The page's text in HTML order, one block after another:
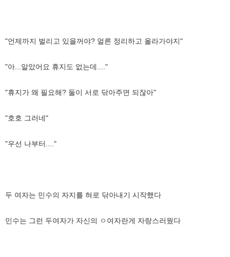
"언제까지 벌리고 있을꺼야? 얼른 정리하고 올라가야지"
"아...알았어요 휴지도 없는데...."
"휴지가 왜 필요해? 둘이 서로 닦아주면 되잖아"
"호호 그러네"
"우선 나부터...."
두 여자는 민수의 자지를 혀로 닦아내기 시작했다
민수는 그런 두여자가 자신의 ㅇ여자란게 자랑스러웠다